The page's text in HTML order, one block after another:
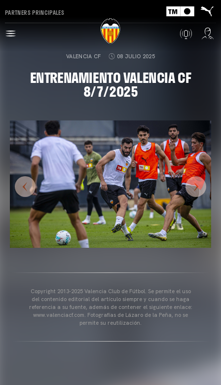
PARTNERS PRINCIPALES
VALENCIA CF 08 JULIO 2025
ENTRENAMIENTO VALENCIA CF
8/7/2025
Copyright 2013-2025 Valencia Club de Fútbol. Se permite el uso
del contenido editorial del artículo siempre y cuando se haga
referencia a su fuente, además de contener el siguiente enlace:
www.valenciacf.com. Fotografías de Lázaro de la Peña, no se
permite su reutilización.